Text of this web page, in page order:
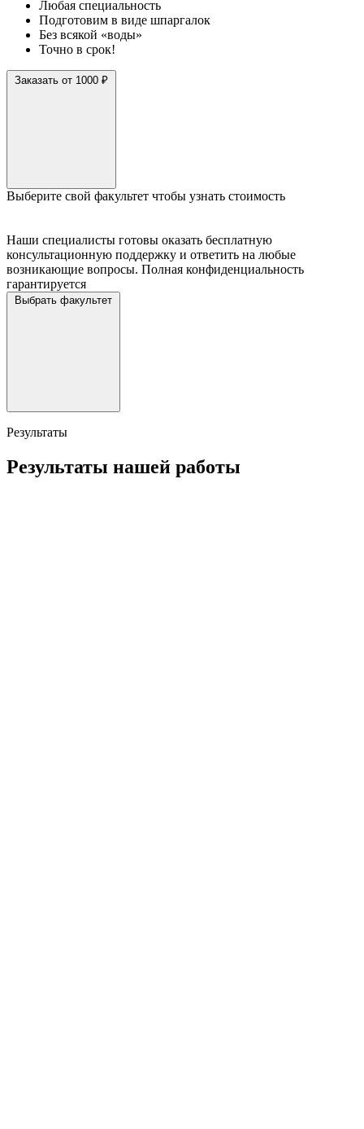
Любая специальность
Подготовим в виде шпаргалок
Без всякой «воды»
Точно в срок!
Заказать от 1000 ₽
Выберите свой факультет чтобы узнать стоимость
Наши специалисты готовы оказать бесплатную
консультационную поддержку и ответить на любые
возникающие вопросы. Полная конфиденциальность
гарантируется
Выбрать факультет
Результаты
Результаты нашей работы